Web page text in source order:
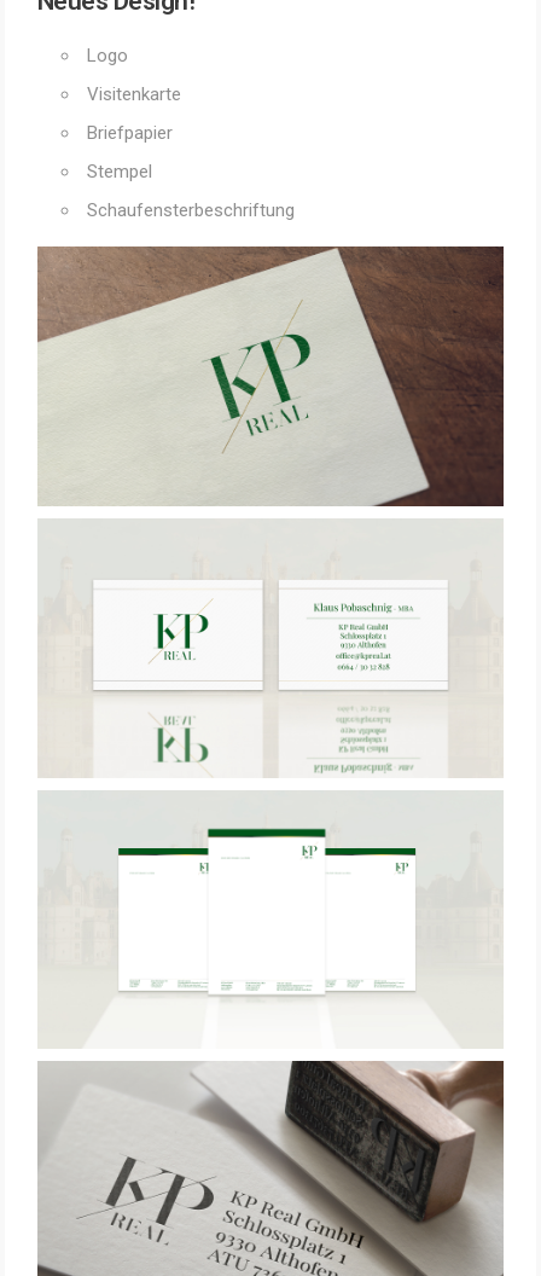
Logo
Visitenkarte
Briefpapier
Stempel
Schaufensterbeschriftung